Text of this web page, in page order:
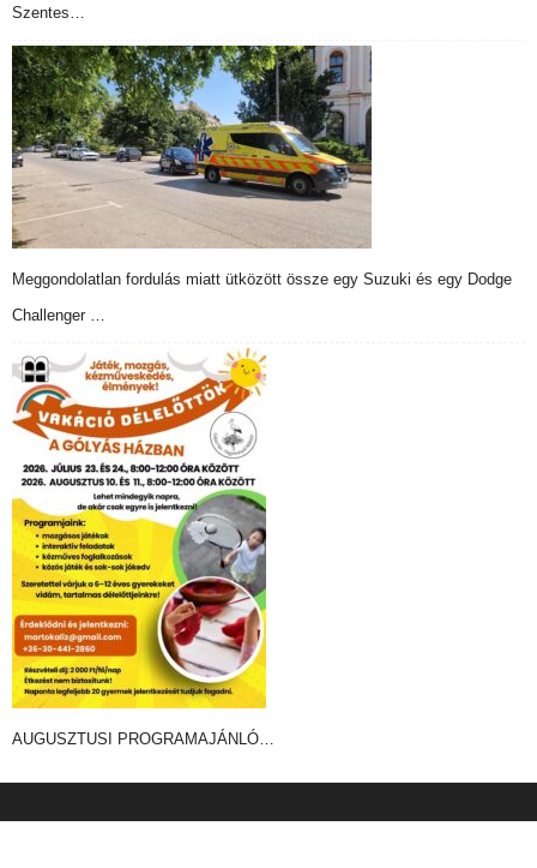
Szentes…
Meggondolatlan fordulás miatt ütközött össze egy Suzuki és egy Dodge
Challenger …
AUGUSZTUSI PROGRAMAJÁNLÓ…